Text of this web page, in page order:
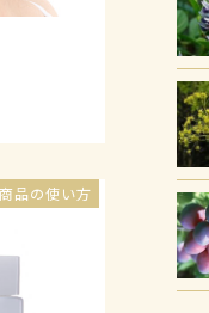
商品の使い方